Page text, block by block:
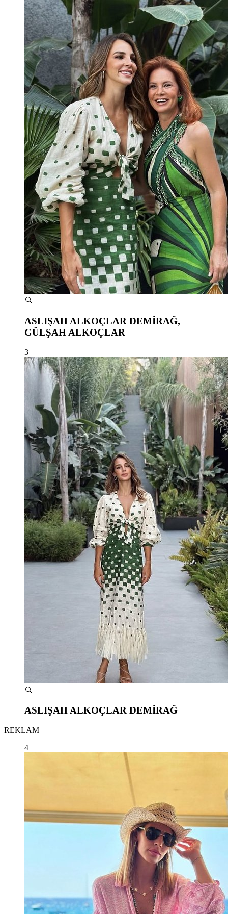
ASLIŞAH ALKOÇLAR DEMİRAĞ,
GÜLŞAH ALKOÇLAR
3
ASLIŞAH ALKOÇLAR DEMİRAĞ
REKLAM
4